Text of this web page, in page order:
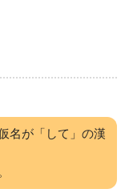
名が「して」の漢